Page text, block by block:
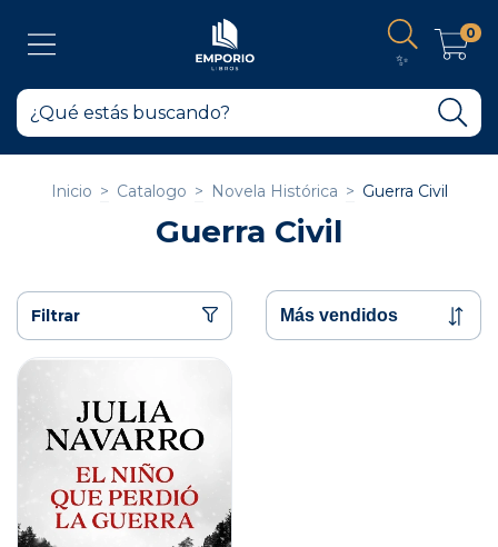
✨
0
Inicio > Catalogo > Novela Histórica > Guerra Civil
Guerra Civil
Filtrar